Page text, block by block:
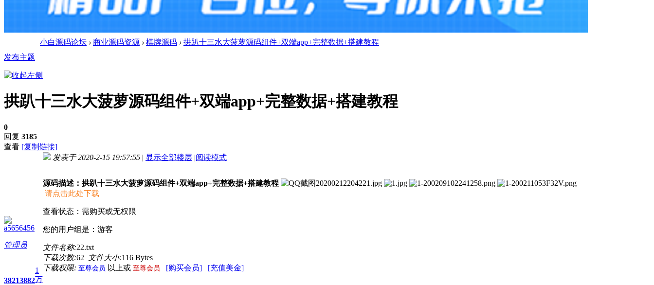
小白源码论坛 › 商业源码资源 › 棋牌源码 › 拱趴十三水大菠萝源码组件+双端app+完整数据+搭建教程
发布主题
拱趴十三水大菠萝源码组件+双端app+完整数据+搭建教程
0
回复 3185
查看 [复制链接]
a5656456
管理员
38213882
1
万
发表于 2020-2-15 19:57:55 | 显示全部楼层 |阅读模式
源码描述： 拱趴十三水大菠萝源码组件+双端app+完整数据+搭建教程
请点击此处下载
查看状态：需购买或无权限
您的用户组是：游客
文件名称:22.txt
下载次数:62 文件大小:116 Bytes
下载权限: 至尊会员 以上或 至尊会员 [购买会员] [充值美金]